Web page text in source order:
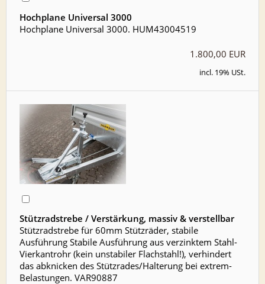
Hochplane Universal 3000
Hochplane Universal 3000. HUM43004519
1.800,00 EUR
incl. 19% USt.
Stützradstrebe / Verstärkung, massiv & verstellbar
Stützradstrebe für 60mm Stützräder, stabile
Ausführung Stabile Ausführung aus verzinktem Stahl-
Vierkantrohr (kein unstabiler Flachstahl!), verhindert
das abknicken des Stützrades/Halterung bei extrem-
Belastungen. VAR90887